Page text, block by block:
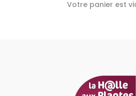
Votre panier est